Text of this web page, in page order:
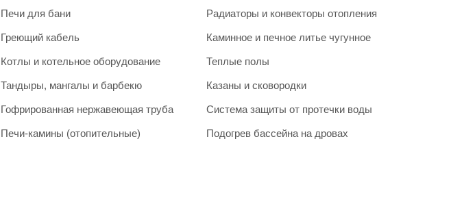
Печи для бани
Греющий кабель
Котлы и котельное оборудование
Тандыры, мангалы и барбекю
Гофрированная нержавеющая труба
Печи-камины (отопительные)
Радиаторы и конвекторы отопления
Каминное и печное литье чугунное
Теплые полы
Казаны и сковородки
Система защиты от протечки воды
Подогрев бассейна на дровах